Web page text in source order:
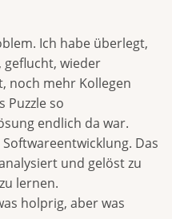
Ich habe überlegt,
wieder
noch mehr Kollegen
Puzzle so
endlich da war.
Das
und gelöst zu
lernen.
holprig, aber was